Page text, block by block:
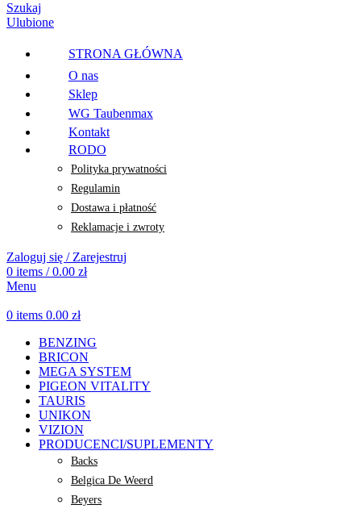
Szukaj
Ulubione
STRONA GŁÓWNA
O nas
Sklep
WG Taubenmax
Kontakt
RODO
Polityka prywatności
Regulamin
Dostawa i płatność
Reklamacje i zwroty
Zaloguj się / Zarejestruj
0 items / 0.00 zł
Menu
0 items 0.00 zł
BENZING
BRICON
MEGA SYSTEM
PIGEON VITALITY
TAURIS
UNIKON
VIZION
PRODUCENCI/SUPLEMENTY
Backs
Belgica De Weerd
Beyers